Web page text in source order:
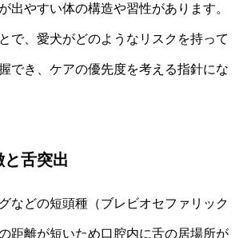
出やすい体の構造や習性があります。
で、愛犬がどのようなリスクを持って
でき、ケアの優先度を考える指針にな
舌突出
などの短頭種（ブレビオセファリック
距離が短いため口腔内に舌の居場所が